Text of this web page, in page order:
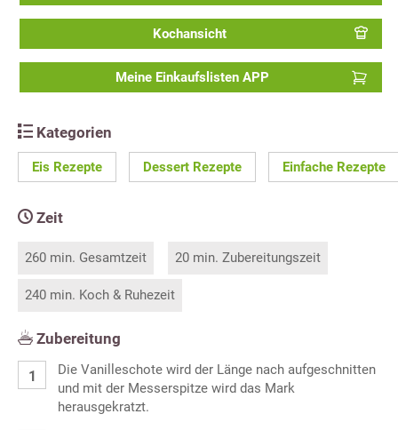
Kochansicht
Meine Einkaufslisten APP
Kategorien
Eis Rezepte Dessert Rezepte Einfache Rezepte
Zeit
260 min. Gesamtzeit 20 min. Zubereitungszeit
240 min. Koch & Ruhezeit
Zubereitung
Die Vanilleschote wird der Länge nach aufgeschnitten
und mit der Messerspitze wird das Mark
herausgekratzt.